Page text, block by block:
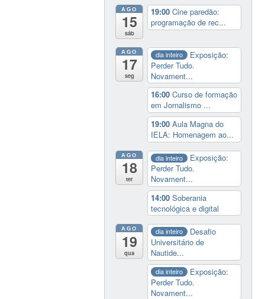
AGO
15
sáb
19:00Cine paredão:
programação de rec...
AGO
17
seg
dia inteiro
Exposição:
Perder Tudo.
Novament...
16:00Curso de formação
em Jornalismo ...
19:00Aula Magna do
IELA: Homenagem ao...
AGO
18
ter
dia inteiro
Exposição:
Perder Tudo.
Novament...
14:00Soberania
tecnológica e digital
AGO
19
qua
dia inteiro
Desafio
Universitário de
Nautide...
dia inteiro
Exposição:
Perder Tudo.
Novament...